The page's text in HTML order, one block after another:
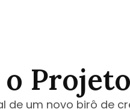
Projeto
de um novo birô de